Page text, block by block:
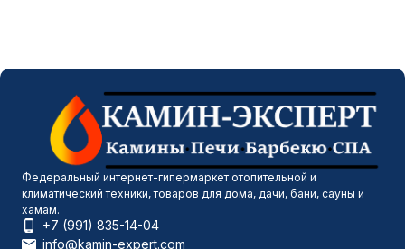
Федеральный интернет-гипермаркет отопительной и
климатический техники, товаров для дома, дачи, бани, сауны и
хамам.
+7 (991) 835-14-04
info@kamin-expert.com